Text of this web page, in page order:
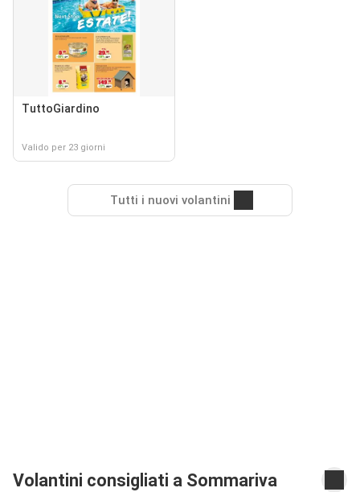
TuttoGiardino
Valido per 23 giorni
Tutti i nuovi volantini
Volantini consigliati a Sommariva